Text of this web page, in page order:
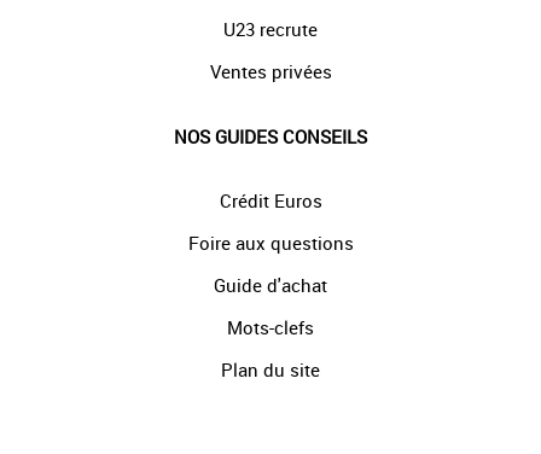
U23 recrute
Ventes privées
NOS GUIDES CONSEILS
Crédit Euros
Foire aux questions
Guide d'achat
Mots-clefs
Plan du site